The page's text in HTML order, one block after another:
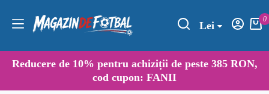
Lei
0
Reducere de 10% pentru achiziții de peste 385 RON,
cod cupon: FANII